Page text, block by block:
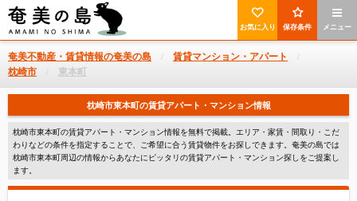
メニュー
保存条件
お気に入り
奄美不動産・賃貸情報の奄美の島
賃貸マンション・アパート
枕崎市
東本町
枕崎市東本町の賃貸アパート・マンション情報
枕崎市東本町の賃貸アパート・マンション情報を無料で掲載。エリア・家賃・間取り・こだ
わりなどの条件を指定することで、ご希望に合う賃貸物件をお探しできます。奄美の島では
枕崎市東本町周辺の情報からあなたにピッタリの賃貸アパート・マンション探しをご提案し
ます。